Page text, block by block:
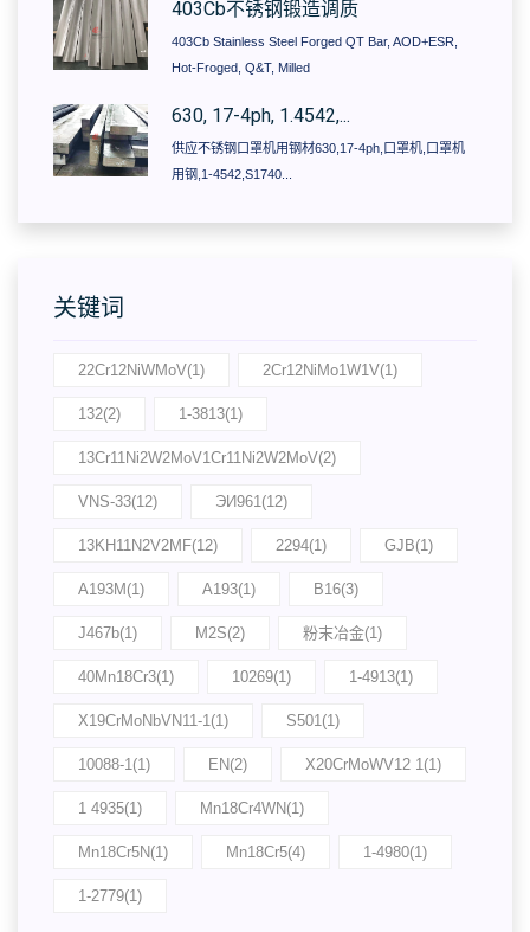
403Cb不锈钢锻造调质
403Cb Stainless Steel Forged QT Bar, AOD+ESR,
Hot-Froged, Q&T, Milled
630, 17-4ph, 1.4542,...
供应不锈钢口罩机用钢材630,17-4ph,口罩机,口罩机
用钢,1-4542,S1740...
关键词
22Cr12NiWMoV(1) 2Cr12NiMo1W1V(1)
132(2) 1-3813(1)
13Cr11Ni2W2MoV1Cr11Ni2W2MoV(2)
VNS-33(12) ЭИ961(12)
13KH11N2V2MF(12) 2294(1) GJB(1)
A193M(1) A193(1) B16(3)
J467b(1) M2S(2) 粉末冶金(1)
40Mn18Cr3(1) 10269(1) 1-4913(1)
X19CrMoNbVN11-1(1) S501(1)
10088-1(1) EN(2) X20CrMoWV12 1(1)
1 4935(1) Mn18Cr4WN(1)
Mn18Cr5N(1) Mn18Cr5(4) 1-4980(1)
1-2779(1)